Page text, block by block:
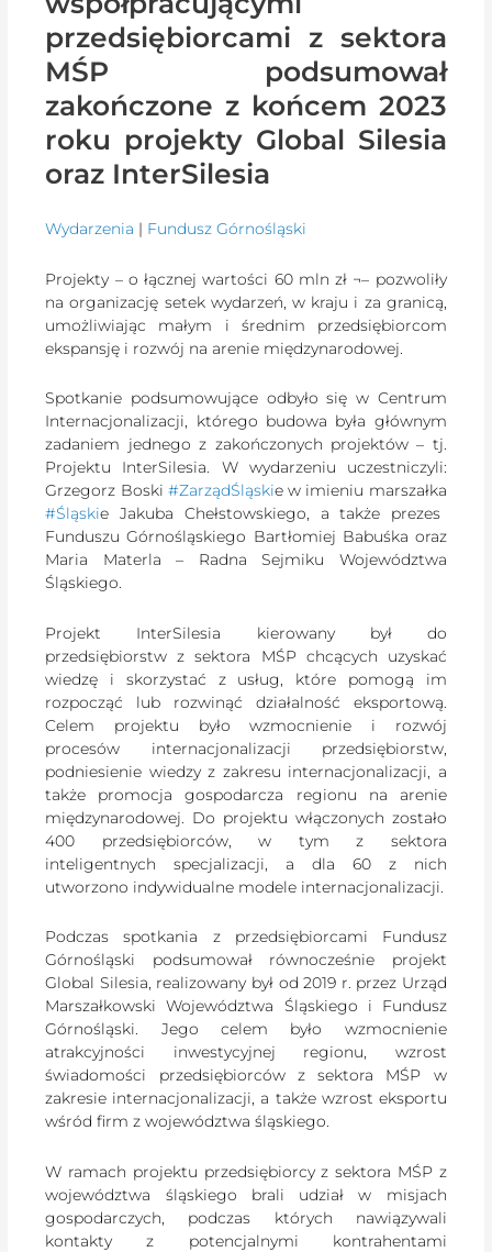
przedsiębiorcami z sektora
MŚP podsumował
zakończone z końcem 2023
roku projekty Global Silesia
oraz InterSilesia
Wydarzenia | Fundusz Górnośląski
Projekty – o łącznej wartości 60 mln zł ¬– pozwoliły
na organizację setek wydarzeń, w kraju i za granicą,
umożliwiając małym i średnim przedsiębiorcom
ekspansję i rozwój na arenie międzynarodowej.
Spotkanie podsumowujące odbyło się w Centrum
Internacjonalizacji, którego budowa była głównym
zadaniem jednego z zakończonych projektów – tj.
Projektu InterSilesia. W wydarzeniu uczestniczyli:
Grzegorz Boski #ZarządŚląskie w imieniu marszałka
#Śląskie Jakuba Chełstowskiego, a także prezes
Funduszu Górnośląskiego Bartłomiej Babuśka oraz
Maria Materla – Radna Sejmiku Województwa
Śląskiego.
Projekt InterSilesia kierowany był do
przedsiębiorstw z sektora MŚP chcących uzyskać
wiedzę i skorzystać z usług, które pomogą im
rozpocząć lub rozwinąć działalność eksportową.
Celem projektu było wzmocnienie i rozwój
procesów internacjonalizacji przedsiębiorstw,
podniesienie wiedzy z zakresu internacjonalizacji, a
także promocja gospodarcza regionu na arenie
międzynarodowej. Do projektu włączonych zostało
400 przedsiębiorców, w tym z sektora
inteligentnych specjalizacji, a dla 60 z nich
utworzono indywidualne modele internacjonalizacji.
Podczas spotkania z przedsiębiorcami Fundusz
Górnośląski podsumował równocześnie projekt
Global Silesia, realizowany był od 2019 r. przez Urząd
Marszałkowski Województwa Śląskiego i Fundusz
Górnośląski. Jego celem było wzmocnienie
atrakcyjności inwestycyjnej regionu, wzrost
świadomości przedsiębiorców z sektora MŚP w
zakresie internacjonalizacji, a także wzrost eksportu
wśród firm z województwa śląskiego.
W ramach projektu przedsiębiorcy z sektora MŚP z
województwa śląskiego brali udział w misjach
gospodarczych, podczas których nawiązywali
kontakty z potencjalnymi kontrahentami